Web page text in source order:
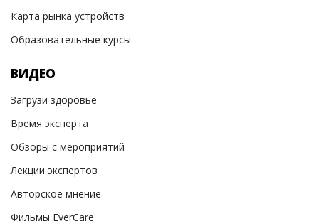
Карта рынка устройств
Образовательные курсы
ВИДЕО
Загрузи здоровье
Время эксперта
Обзоры с мероприятий
Лекции экспертов
Авторское мнение
Фильмы EverCare